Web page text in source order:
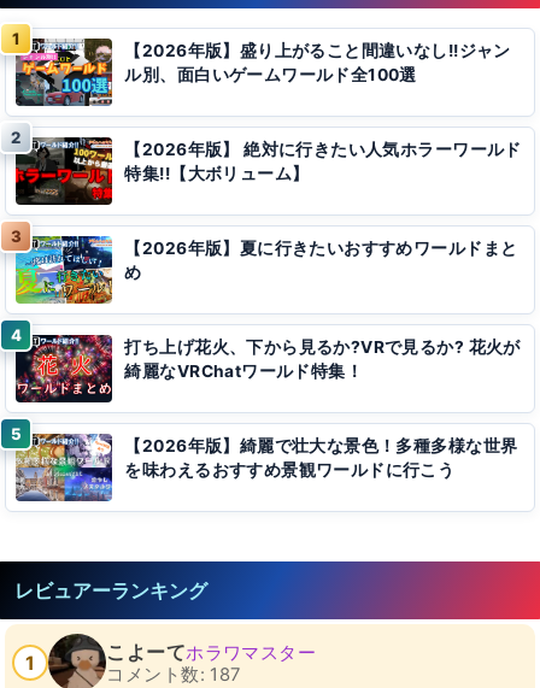
【2026年版】盛り上がること間違いなし!!ジャン
ル別、面白いゲームワールド全100選
【2026年版】 絶対に行きたい人気ホラーワールド
特集!!【大ボリューム】
【2026年版】夏に行きたいおすすめワールドまと
め
打ち上げ花火、下から見るか?VRで見るか? 花火が
綺麗なVRChatワールド特集！
【2026年版】綺麗で壮大な景色！多種多様な世界
を味わえるおすすめ景観ワールドに行こう
レビュアーランキング
1 こよーてホラワマスター
コメント数: 187